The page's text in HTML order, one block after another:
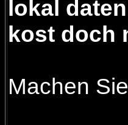
lokal
kost doch
Machen